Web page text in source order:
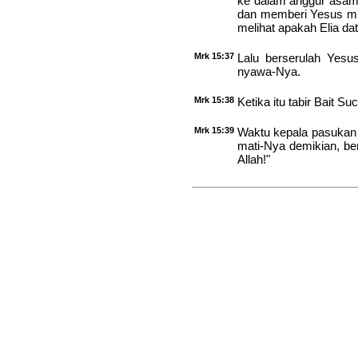
dan memberi Yesus
melihat apakah Elia
Mrk 15:37 Lalu berserulah
nyawa-Nya.
Mrk 15:38 Ketika itu tabir Bait
Mrk 15:39 Waktu kepala
mati-Nya demikian,
Allah!"